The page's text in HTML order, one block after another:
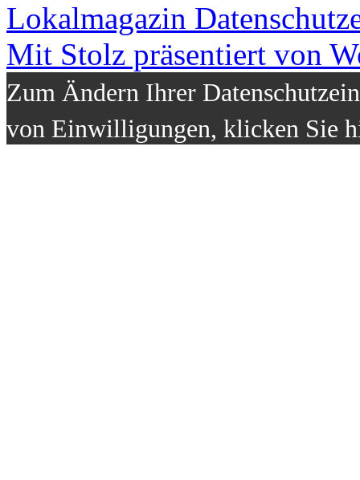
Lokalmagazin
Mit Stolz präsentiert von
Zum Ändern Ihrer
von Einwilligungen, klicken Sie